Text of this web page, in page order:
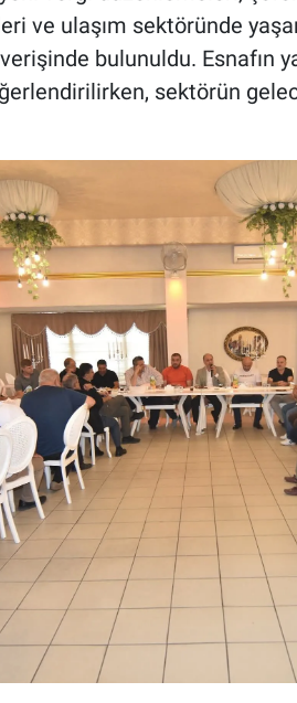
ve ulaşım sektöründe
bulunuldu. Esnafın
sektörün